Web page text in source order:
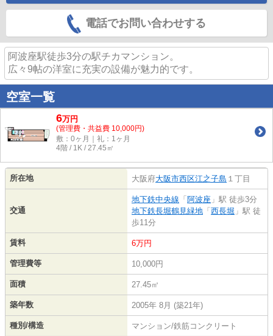
電話でお問い合わせする
阿波座駅徒歩3分の駅チカマンション。
広々9帖の洋室に充実の設備が魅力的です。
空室一覧
6万円
(管理費・共益費 10,000円)
敷：0ヶ月｜礼：1ヶ月
4階 / 1K / 27.45㎡
所在地 大阪府大阪市西区江之子島 １丁目
交通
地下鉄中央線 「 阿波座 」駅 徒歩3分
地下鉄長堀鶴見緑地 「 西長堀 」駅 徒
歩11分
賃料 6万円
管理費等 10,000円
面積 27.45㎡
築年数 2005年 8月 (築21年)
種別/構造 マンション/鉄筋コンクリート